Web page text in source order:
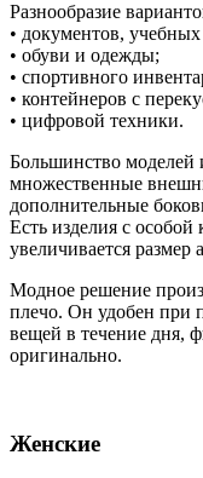
Разнообразие
• документов,
• обуви и одежды;
• спортивного
• контейнеров с
• цифровой техники.
Большинство моделей
множественные
дополнительные
Есть изделия с
увеличивается размер
Модное решение
плечо. Он удобен при
вещей в течение дня,
оригинально.
Женские